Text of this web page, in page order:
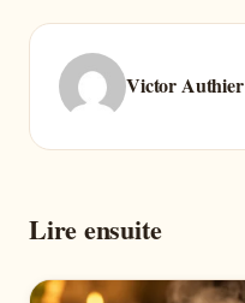
Victor Authier
Lire ensuite